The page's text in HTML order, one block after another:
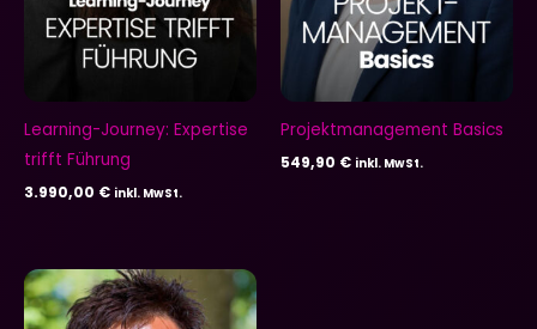
Learning-Journey: Expertise
trifft Führung
3.990,00 € inkl. MwSt.
Projektmanagement Basics
549,90 € inkl. MwSt.